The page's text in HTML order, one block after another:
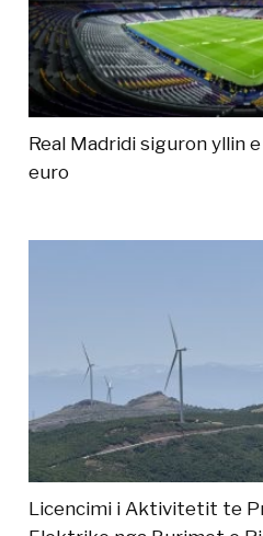
Real Madridi siguron yllin
euro
Licencimi i Aktivitetit te